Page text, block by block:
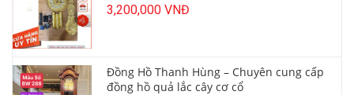
3,200,000 VNĐ
Đồng Hồ Thanh Hùng – Chuyên cung cấp
đồng hồ quả lắc cây cơ cổ